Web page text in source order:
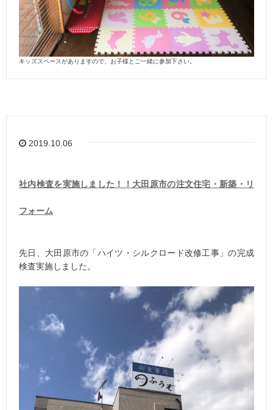
キッズスペースがありますので、お子様とご一緒に参加下さい。
2019.10.06
社内検査を実施しました！！大田原市の注文住宅・新築・リ
フォーム
先日、大田原市の「ハイツ・シルクロード改修工事」の完成
検査実施しました。